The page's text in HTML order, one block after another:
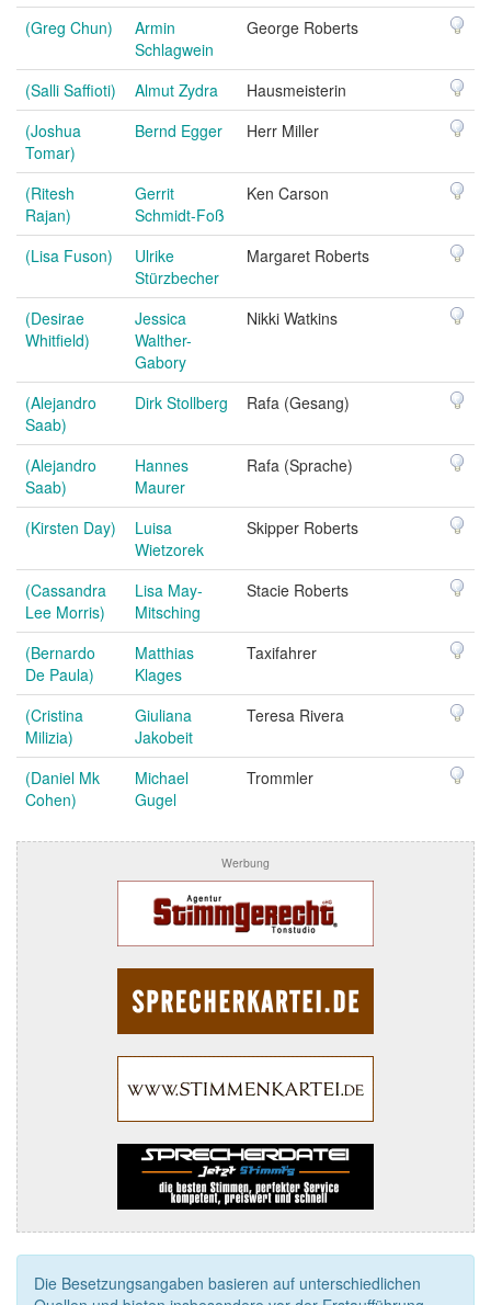
(Greg Chun)
Armin
Schlagwein
George Roberts
(Salli Saffioti) Almut Zydra
Hausmeisterin
(Joshua
Tomar)
Bernd Egger Herr Miller
(Ritesh
Rajan)
Gerrit
Schmidt-Foß
Ken Carson
(Lisa Fuson)
Ulrike
Stürzbecher
Margaret Roberts
(Desirae
Whitfield)
Jessica
Walther-
Gabory
Nikki Watkins
(Alejandro
Saab)
Dirk Stollberg Rafa (Gesang)
(Alejandro
Saab)
Hannes
Maurer
Rafa (Sprache)
(Kirsten Day)
Luisa
Wietzorek
Skipper Roberts
(Cassandra
Lee Morris)
Lisa May-
Mitsching
Stacie Roberts
(Bernardo
De Paula)
Matthias
Klages
Taxifahrer
(Cristina
Milizia)
Giuliana
Jakobeit
Teresa Rivera
(Daniel Mk
Cohen)
Michael
Gugel
Trommler
Werbung
Die Besetzungsangaben basieren auf unterschiedlichen